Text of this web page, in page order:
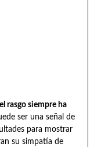
rasgo siempre ha
ser una señal de
para mostrar
su simpatía de